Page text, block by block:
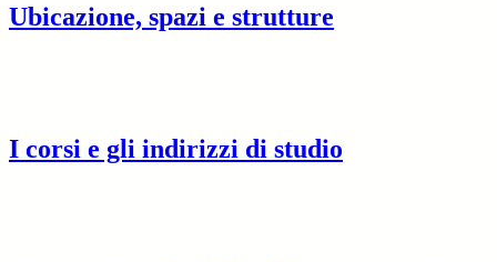
Ubicazione, spazi e strutture
I corsi e gli indirizzi di studio